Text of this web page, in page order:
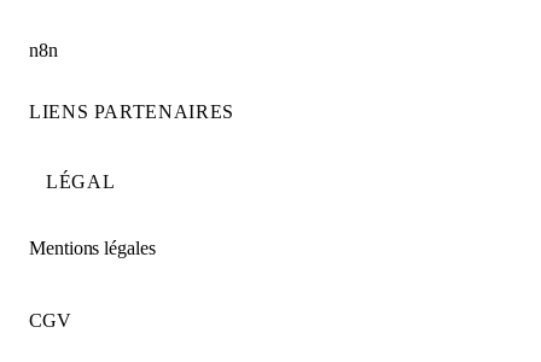
n8n
LIENS PARTENAIRES
LÉGAL
Mentions légales
CGV